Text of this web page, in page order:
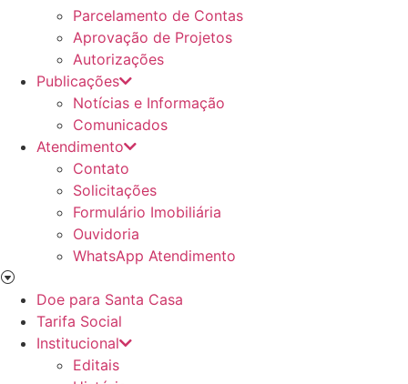
Parcelamento de Contas
Aprovação de Projetos
Autorizações
Publicações
Notícias e Informação
Comunicados
Atendimento
Contato
Solicitações
Formulário Imobiliária
Ouvidoria
WhatsApp Atendimento
Doe para Santa Casa
Tarifa Social
Institucional
Editais